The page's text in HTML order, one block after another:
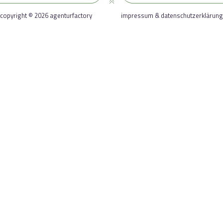
copyright © 2026 agenturfactory impressum & datenschutzerklärung